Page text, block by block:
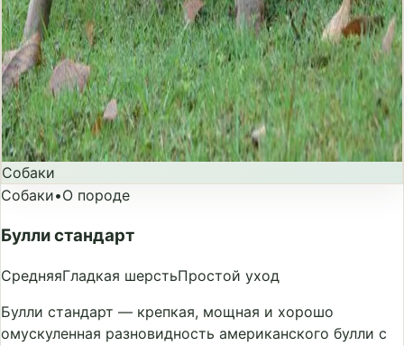
Собаки
Собаки•О породе
Булли стандарт
СредняяГладкая шерстьПростой уход
Булли стандарт — крепкая, мощная и хорошо
омускуленная разновидность американского булли с